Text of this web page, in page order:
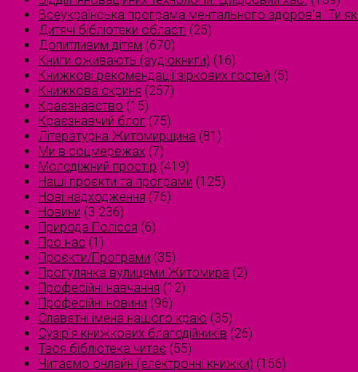
Всеукраїнська програма ментального здоров'я "Ти
Дитячі бібліотеки області (25)
Допитливим дітям (670)
Книги оживають (аудіокниги) (16)
Книжкові рекомендації зіркових гостей (5)
Книжкова скриня (257)
Краєзнавство (15)
Краєзнавчий блог (75)
Літературна Житомирщина (81)
Ми в соцмережах (7)
Молодіжний простір (419)
Наші проєкти та програми (125)
Нові надходження (76)
Новини (3 236)
Природа Полісся (6)
Про нас (1)
Проєкти/Програми (35)
Прогулянка вулицями Житомира (2)
Професійні навчання (12)
Професійні новини (96)
Славетні імена нашого краю (35)
Сузірʼя книжкових благодійників (26)
Твоя бібліотека читає (55)
Читаємо онлайн (електронні книжки) (156)